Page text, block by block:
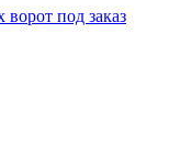
под заказ